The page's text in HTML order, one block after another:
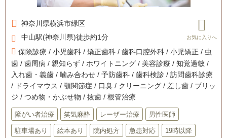
神奈川県横浜市緑区
中山駅(神奈川県)徒歩約1分
保険診療 / 小児歯科 / 矯正歯科 / 歯科口腔外科 / 小児矯正 / 虫
歯 / 歯周病 / 親知らず / ホワイトニング / 美容診療 / 知覚過敏 /
入れ歯・義歯 / 噛み合わせ / 予防歯科 / 歯科検診 / 訪問歯科診療
/ ドライマウス / 顎関節症 / 口臭 / クリーニング / 差し歯 / ブリッ
ジ / つめ物・かぶせ物 / 抜歯 / 根管治療
障がい者治療 笑気麻酔 レーザー治療 男性医師
駐車場あり 絵本あり 院内処方 急患対応 19時以降